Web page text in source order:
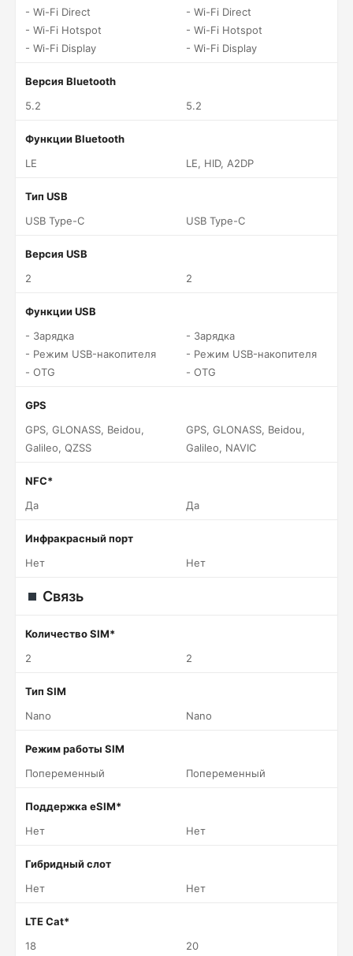
- Wi-Fi Direct
- Wi-Fi Hotspot
- Wi-Fi Display
- Wi-Fi Direct
- Wi-Fi Hotspot
- Wi-Fi Display
Версия Bluetooth
5.2
5.2
Функции Bluetooth
LE
LE, HID, A2DP
Тип USB
USB Type-C
USB Type-C
Версия USB
2
2
Функции USB
- Зарядка
- Режим USB-накопителя
- OTG
- Зарядка
- Режим USB-накопителя
- OTG
GPS
GPS, GLONASS, Beidou,
Galileo, QZSS
GPS, GLONASS, Beidou,
Galileo, NAVIC
NFC*
Да
Да
Инфракрасный порт
Нет
Нет
Связь
Количество SIM*
2
2
Тип SIM
Nano
Nano
Режим работы SIM
Попеременный
Попеременный
Поддержка eSIM*
Нет
Нет
Гибридный слот
Нет
Нет
LTE Cat*
18
20